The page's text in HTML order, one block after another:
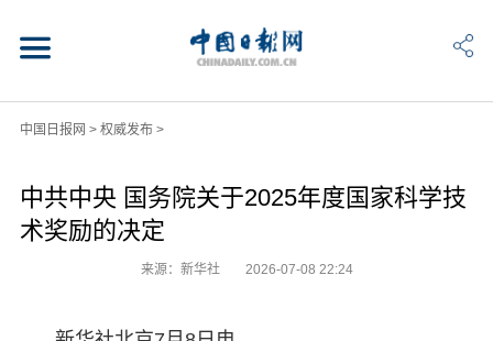
中国日报网 > 权威发布>
中共中央 国务院关于2025年度国家科学技
术奖励的决定
来源：新华社 2026-07-08 22:24